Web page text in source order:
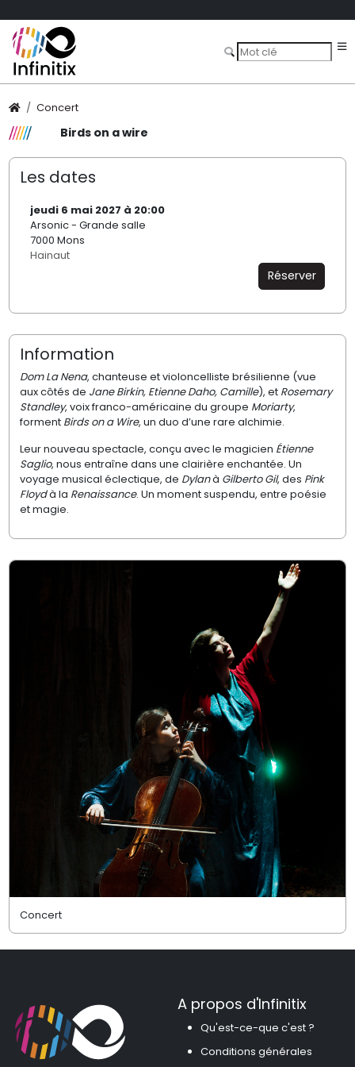
Concert
Birds on a wire
Les dates
jeudi 6 mai 2027 à 20:00
Arsonic - Grande salle
7000 Mons
Hainaut
Réserver
Information
Dom La Nena, chanteuse et violoncelliste brésilienne (vue
aux côtés de Jane Birkin, Etienne Daho, Camille), et Rosemary
Standley, voix franco-américaine du groupe Moriarty,
forment Birds on a Wire, un duo d’une rare alchimie.
Leur nouveau spectacle, conçu avec le magicien Étienne
Saglio, nous entraîne dans une clairière enchantée. Un
voyage musical éclectique, de Dylanà Gilberto Gil, des Pink
Floydà la Renaissance. Un moment suspendu, entre poésie
et magie.
Concert
A propos d'Infinitix
Qu'est-ce-que c'est ?
Conditions générales